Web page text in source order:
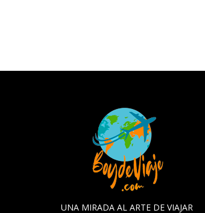
UNA MIRADA AL ARTE DE VIAJAR